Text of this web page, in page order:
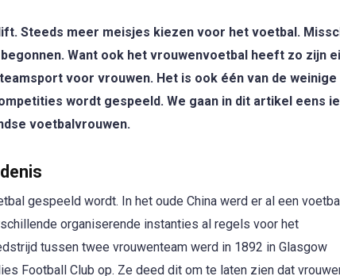
Steeds meer meisjes kiezen voor het voetbal.
Want ook het vrouwenvoetbal heeft zo zijn
voor vrouwen. Het is ook één van de weinige
wordt gespeeld. We gaan in dit artikel eens
voetbalvrouwen.
gespeeld wordt. In het oude China werd er al een
organiserende instanties al regels voor het
tussen twee vrouwenteam werd in 1892 in Glasgow
Football Club op. Ze deed dit om te laten zien dat